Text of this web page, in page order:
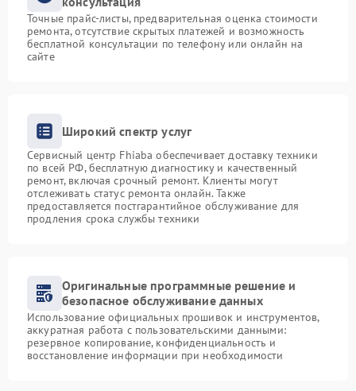
Точные прайс-листы, предварительная оценка стоимости
ремонта, отсутствие скрытых платежей и возможность
бесплатной консультации по телефону или онлайн на
сайте
Широкий спектр услуг
Сервисный центр Fhiaba обеспечивает доставку техники
по всей РФ, бесплатную диагностику и качественный
ремонт, включая срочный ремонт. Клиенты могут
отслеживать статус ремонта онлайн. Также
предоставляется постгарантийное обслуживание для
продления срока службы техники
Оригинальные программные решение и
безопасное обслуживание данных
Использование официальных прошивок и инструментов,
аккуратная работа с пользовательскими данными:
резервное копирование, конфиденциальность и
восстановление информации при необходимости